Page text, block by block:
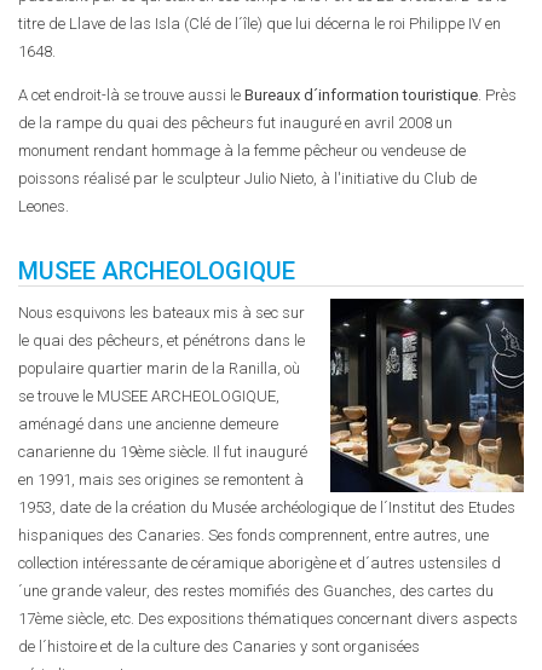
titre de Llave de las Isla (Clé de l´île) que lui décerna le roi Philippe IV en
1648.
A cet endroit-là se trouve aussi le Bureaux d´information touristique. Près
de la rampe du quai des pêcheurs fut inauguré en avril 2008 un
monument rendant hommage à la femme pêcheur ou vendeuse de
poissons réalisé par le sculpteur Julio Nieto, à l'initiative du Club de
Leones.
MUSEE ARCHEOLOGIQUE
Nous esquivons les bateaux mis à sec sur
le quai des pêcheurs, et pénétrons dans le
populaire quartier marin de la Ranilla, où
se trouve le MUSEE ARCHEOLOGIQUE,
aménagé dans une ancienne demeure
canarienne du 19ème siècle. Il fut inauguré
en 1991, mais ses origines se remontent à
1953, date de la création du Musée archéologique de l´Institut des Etudes
hispaniques des Canaries. Ses fonds comprennent, entre autres, une
collection intéressante de céramique aborigène et d´autres ustensiles d
´une grande valeur, des restes momifiés des Guanches, des cartes du
17ème siècle, etc. Des expositions thématiques concernant divers aspects
de l´histoire et de la culture des Canaries y sont organisées